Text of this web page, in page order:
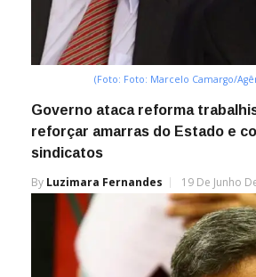
(Foto: Foto: Marcelo Camargo/
Governo ataca reforma
reforçar amarras do Estado e
sindicatos
By Luzimara Fernandes 19 De Junho